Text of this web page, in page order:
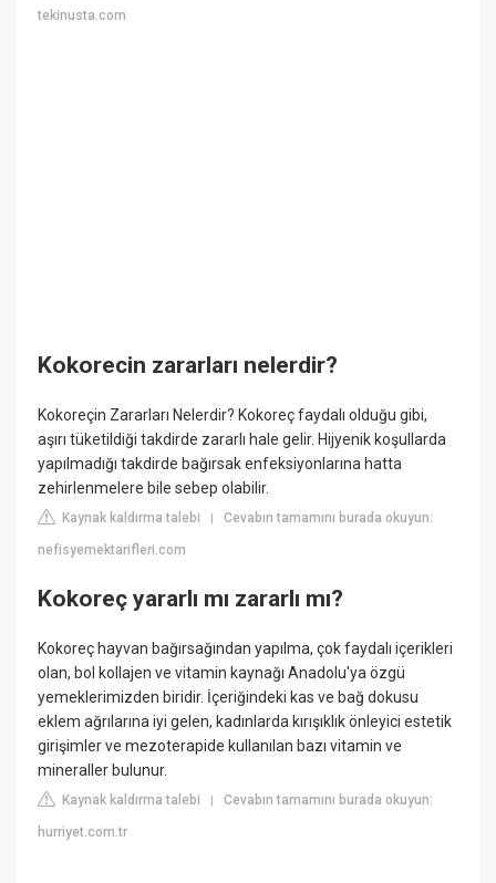
tekinusta.com
Kokorecin zararları nelerdir?
Kokoreçin Zararları Nelerdir? Kokoreç faydalı olduğu gibi,
aşırı tüketildiği takdirde zararlı hale gelir. Hijyenik koşullarda
yapılmadığı takdirde bağırsak enfeksiyonlarına hatta
zehirlenmelere bile sebep olabilir.
Kaynak kaldırma talebi |Cevabın tamamını burada okuyun:
nefisyemektarifleri.com
Kokoreç yararlı mı zararlı mı?
Kokoreç hayvan bağırsağından yapılma, çok faydalı içerikleri
olan, bol kollajen ve vitamin kaynağı Anadolu'ya özgü
yemeklerimizden biridir. İçeriğindeki kas ve bağ dokusu
eklem ağrılarına iyi gelen, kadınlarda kırışıklık önleyici estetik
girişimler ve mezoterapide kullanılan bazı vitamin ve
mineraller bulunur.
Kaynak kaldırma talebi |Cevabın tamamını burada okuyun:
hurriyet.com.tr